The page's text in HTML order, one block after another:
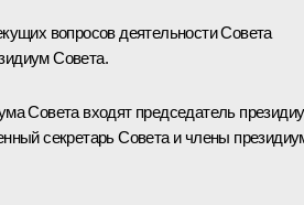
вопросов деятельности Совета
Совета.
Совета входят председатель
секретарь Совета и члены